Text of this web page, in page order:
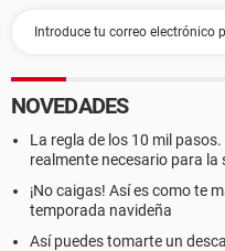
NOVEDADES
La regla de los 10 mil
realmente necesario para la
¡No caigas! Así es como te
temporada navideña
Así puedes tomarte un